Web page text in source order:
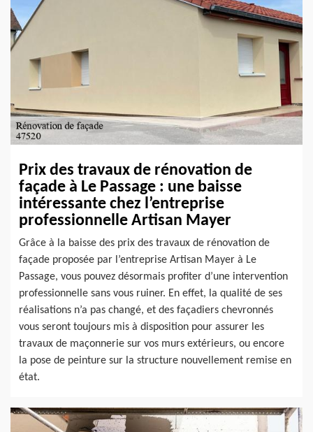
Prix des travaux de rénovation de
façade à Le Passage : une baisse
intéressante chez l’entreprise
professionnelle Artisan Mayer
Grâce à la baisse des prix des travaux de rénovation de
façade proposée par l’entreprise Artisan Mayer à Le
Passage, vous pouvez désormais profiter d’une intervention
professionnelle sans vous ruiner. En effet, la qualité de ses
réalisations n’a pas changé, et des façadiers chevronnés
vous seront toujours mis à disposition pour assurer les
travaux de maçonnerie sur vos murs extérieurs, ou encore
la pose de peinture sur la structure nouvellement remise en
état.